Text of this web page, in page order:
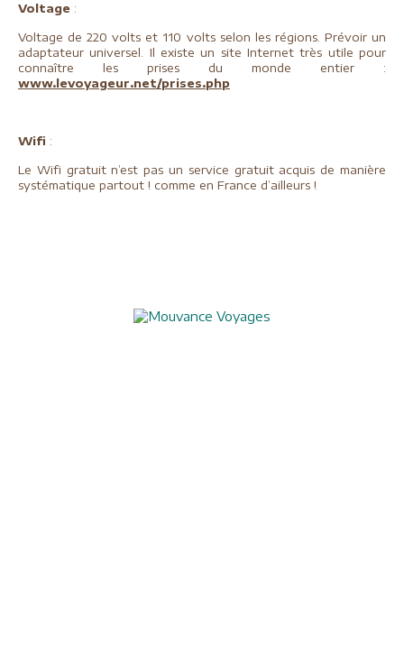
Voltage :
Voltage de 220 volts et 110 volts selon les régions. Prévoir un
adaptateur universel. Il existe un site Internet très utile pour
connaître les prises du monde entier :
www.levoyageur.net/prises.php
Wifi :
Le Wifi gratuit n’est pas un service gratuit acquis de manière
systématique partout ! comme en France d’ailleurs !